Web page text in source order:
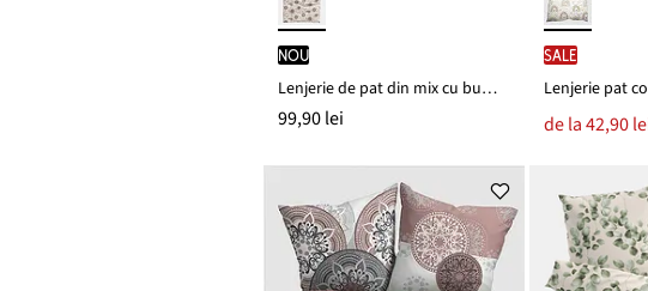
nou
Lenjerie de pat din mix cu bumbac
99,90 lei
SALE
Lenjerie pat
de laNoul
preț
42,90
Reducere
69,90 lei